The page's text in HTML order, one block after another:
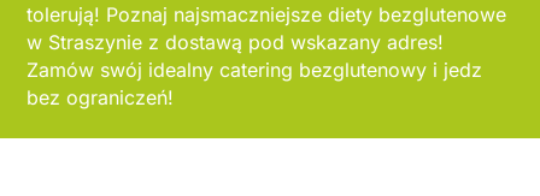
tolerują! Poznaj najsmaczniejsze diety bezglutenowe
w Straszynie z dostawą pod wskazany adres!
Zamów swój idealny catering bezglutenowy i jedz
bez ograniczeń!